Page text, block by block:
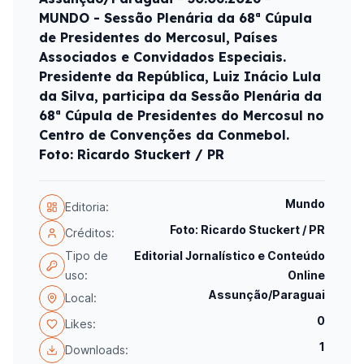
MUNDO - Sessão Plenária da 68ª Cúpula
de Presidentes do Mercosul, Países
Associados e Convidados Especiais.
Presidente da República, Luiz Inácio Lula
da Silva, participa da Sessão Plenária da
68ª Cúpula de Presidentes do Mercosul no
Centro de Convenções da Conmebol.
Foto: Ricardo Stuckert / PR
Editoria: Mundo
Créditos:
Foto: Ricardo Stuckert / PR
Tipo de
uso:
Editorial Jornalístico e Conteúdo
Online
Local:
Assunção/Paraguai
Likes: 0
Downloads: 1